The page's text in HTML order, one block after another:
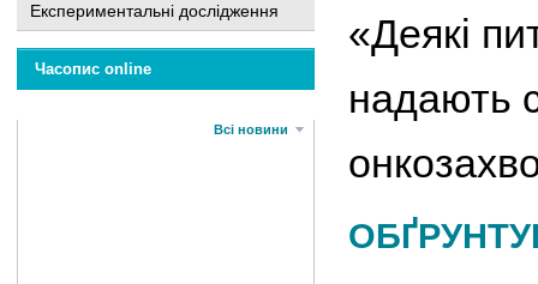
Експериментальні дослідження
Часопис online
Всі новини
«Деякі
надають